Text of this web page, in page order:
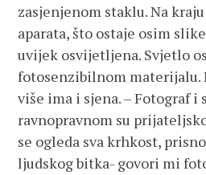
zasjenjenom staklu. Na
aparata, što ostaje osim
uvijek osvijetljena. Svjetlo
fotosenzibilnom materijalu.
više ima i sjena. – Fotograf i
ravnopravnom su
se ogleda sva krhkost,
ljudskog bitka- govori mi